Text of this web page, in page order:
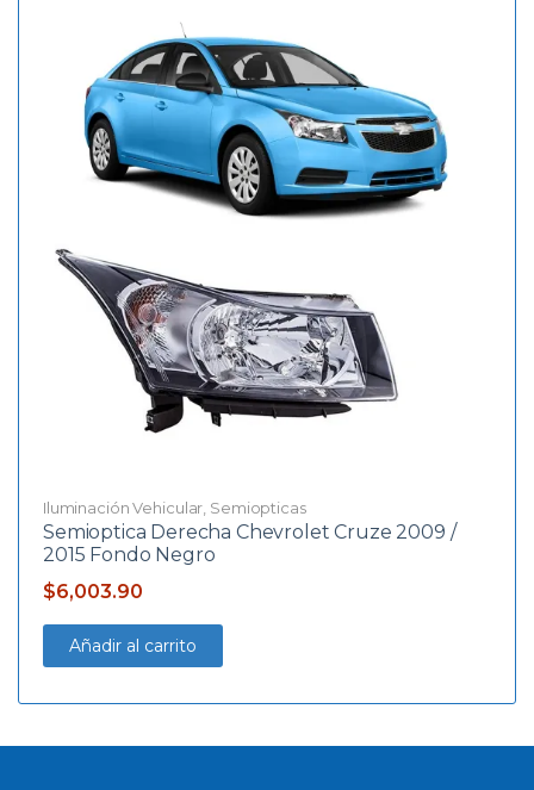
Iluminación Vehicular Semiopticas
Semioptica Derecha Chevrolet Cruze 2009 /
2015 Fondo Negro
$6,003.90
Añadir al carrito